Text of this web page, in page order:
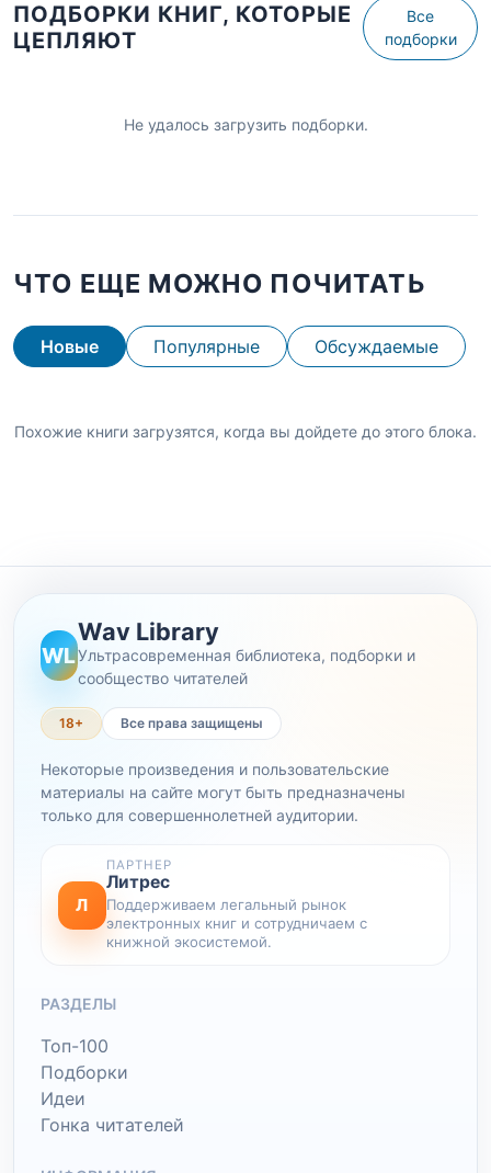
ПОДБОРКИ КНИГ, КОТОРЫЕ
ЦЕПЛЯЮТ
Все
подборки
Не удалось загрузить подборки.
ЧТО ЕЩЕ МОЖНО ПОЧИТАТЬ
Новые Популярные Обсуждаемые
Похожие книги загрузятся, когда вы дойдете до этого блока.
WL
Wav Library
Ультрасовременная библиотека, подборки и
сообщество читателей
18+ Все права защищены
Некоторые произведения и пользовательские
материалы на сайте могут быть предназначены
только для совершеннолетней аудитории.
Л
ПАРТНЕР
Литрес
Поддерживаем легальный рынок
электронных книг и сотрудничаем с
книжной экосистемой.
РАЗДЕЛЫ
Топ-100
Подборки
Идеи
Гонка читателей